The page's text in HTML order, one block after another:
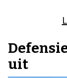
uit